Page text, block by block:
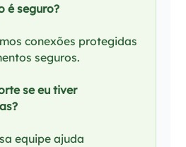
é seguro?
conexões protegidas
seguros.
se eu tiver
equipe ajuda